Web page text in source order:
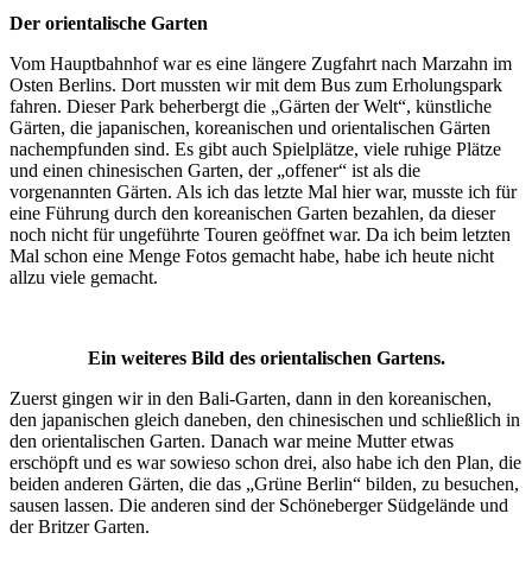
Der orientalische Garten
Vom Hauptbahnhof war es eine längere Zugfahrt nach Marzahn im
Osten Berlins. Dort mussten wir mit dem Bus zum Erholungspark
fahren. Dieser Park beherbergt die „Gärten der Welt“, künstliche
Gärten, die japanischen, koreanischen und orientalischen Gärten
nachempfunden sind. Es gibt auch Spielplätze, viele ruhige Plätze
und einen chinesischen Garten, der „offener“ ist als die
vorgenannten Gärten. Als ich das letzte Mal hier war, musste ich für
eine Führung durch den koreanischen Garten bezahlen, da dieser
noch nicht für ungeführte Touren geöffnet war. Da ich beim letzten
Mal schon eine Menge Fotos gemacht habe, habe ich heute nicht
allzu viele gemacht.
Ein weiteres Bild des orientalischen Gartens.
Zuerst gingen wir in den Bali-Garten, dann in den koreanischen,
den japanischen gleich daneben, den chinesischen und schließlich in
den orientalischen Garten. Danach war meine Mutter etwas
erschöpft und es war sowieso schon drei, also habe ich den Plan, die
beiden anderen Gärten, die das „Grüne Berlin“ bilden, zu besuchen,
sausen lassen. Die anderen sind der Schöneberger Südgelände und
der Britzer Garten.